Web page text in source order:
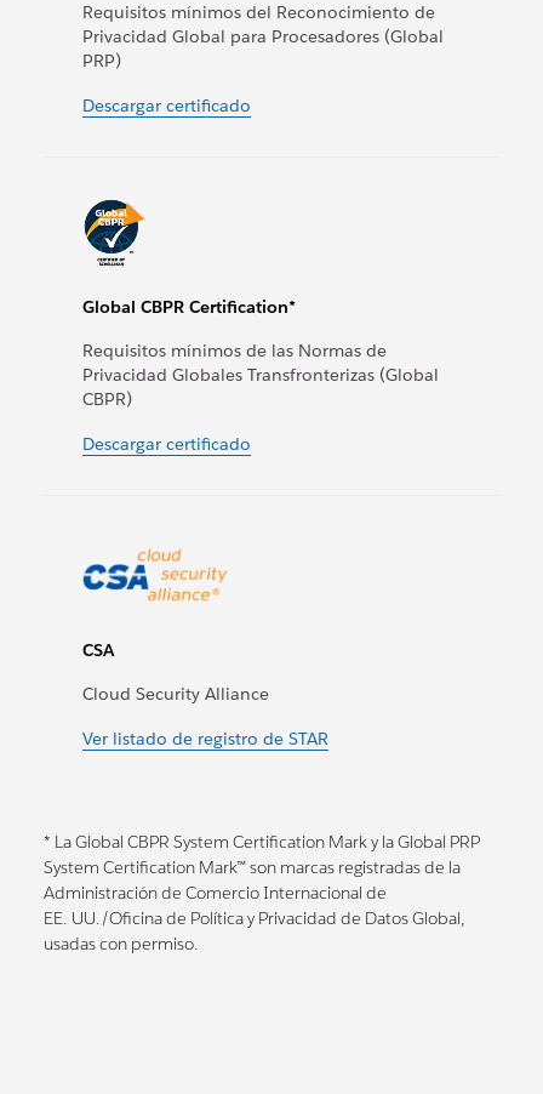
Requisitos mínimos del Reconocimiento de
Privacidad Global para Procesadores (Global
PRP)
Descargar certificado
Global CBPR Certification*
Requisitos mínimos de las Normas de
Privacidad Globales Transfronterizas (Global
CBPR)
Descargar certificado
CSA
Cloud Security Alliance
Ver listado de registro de STAR
* La Global CBPR System Certification Mark y la Global PRP
System Certification Mark™ son marcas registradas de la
Administración de Comercio Internacional de
EE. UU./Oficina de Política y Privacidad de Datos Global,
usadas con permiso.